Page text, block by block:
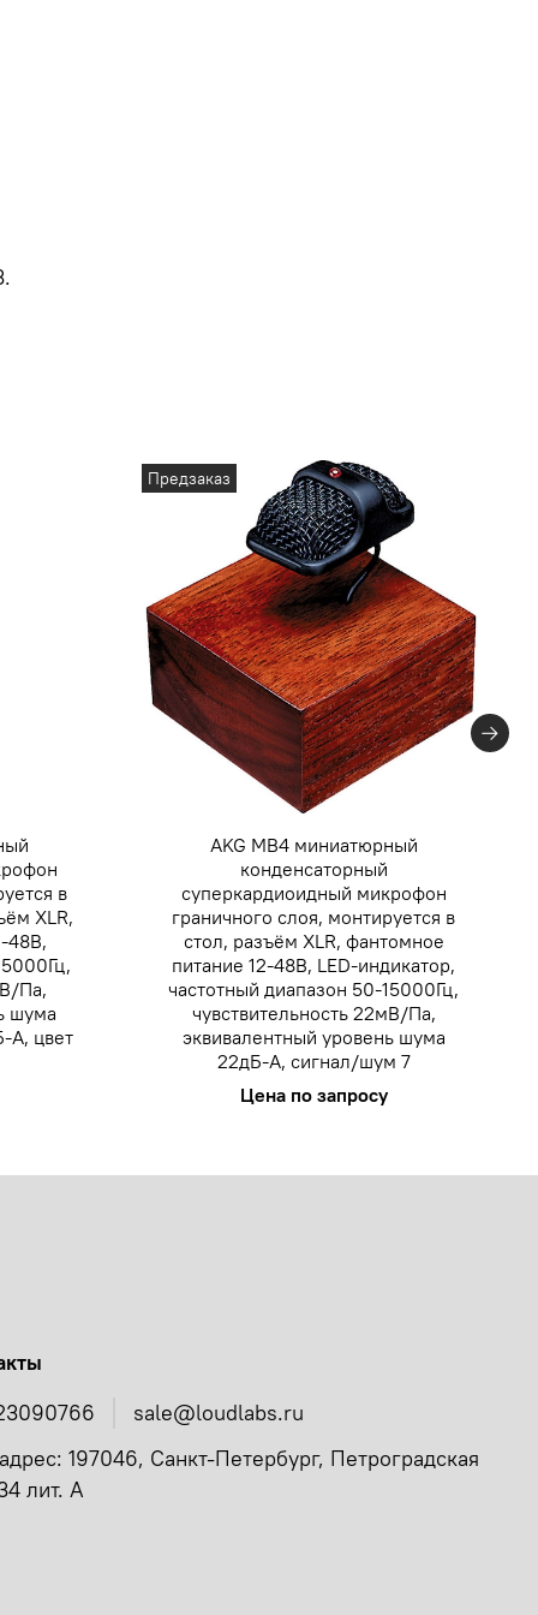
в
XLR,
48В,
Па,
шума
А, цвет
Предзаказ
AKG MB4 миниатюрный
конденсаторный
суперкардиоидный микрофон
граничного слоя, монтируется в
стол, разъём XLR, фантомное
питание 12-48В, LED-индикатор,
частотный диапазон 50-15000Гц,
чувствительность 22мВ/Па,
эквивалентный уровень шума
22дБ-А, сигнал/шум 7
Цена по запросу
sale@loudlabs.ru
197046, Санкт-Петербург, Петроградская
лит. А